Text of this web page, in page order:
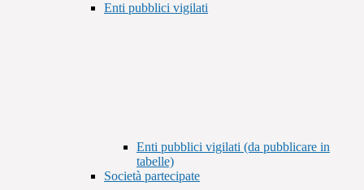
Enti pubblici vigilati
Enti pubblici vigilati (da pubblicare in
tabelle)
Società partecipate